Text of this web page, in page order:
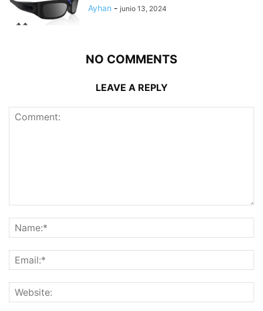
Ayhan - junio 13, 2024
NO COMMENTS
LEAVE A REPLY